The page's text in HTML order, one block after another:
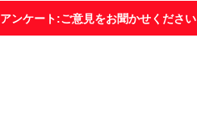
アンケート:ご意見をお聞かせください